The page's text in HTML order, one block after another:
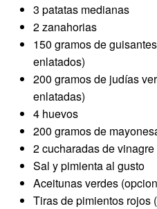
3 patatas medianas
2 zanahorias
150 gramos de
enlatados)
200 gramos de judías
enlatadas)
4 huevos
200 gramos de
2 cucharadas de vinagre
Sal y pimienta al gusto
Aceitunas verdes
Tiras de pimientos rojos